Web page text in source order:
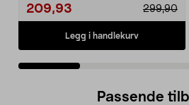
209,93 299,90
Legg i handlekurv
Passende